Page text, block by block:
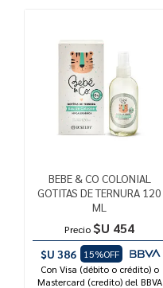
BEBE & CO COLONIAL
GOTITAS DE TERNURA 120
ML
Precio $U 454
$U 386
15%OFF
Con Visa (débito o crédito) o
Mastercard (credito) del BBVA